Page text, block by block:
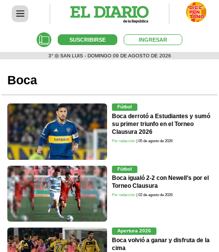
SUSCRIBIRSE INGRESAR
3° SAN LUIS - DOMINGO 09 DE AGOSTO DE 2026
Boca
Fútbol
Boca derrotó a Estudiantes y sumó
su primer triunfo en el Torneo
Clausura 2026
Por redacción | 05 de agosto de 2026
Fútbol
Boca igualó 2-2 con Newell’s por el
Torneo Clausura
Por redacción | 02 de agosto de 2026
Apertura 2026
Boca volvió a ganar y disfruta de la
cima